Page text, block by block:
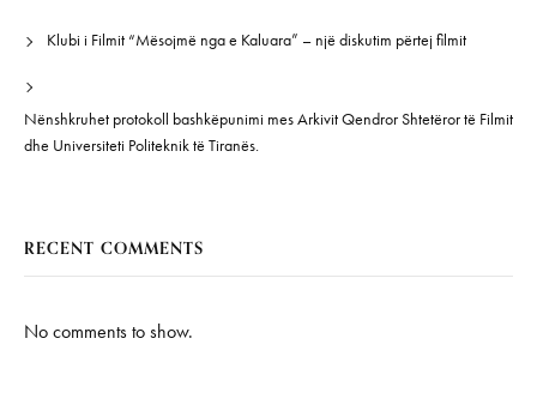
Klubi i Filmit “Mësojmë nga e Kaluara” – një diskutim përtej filmit
Nënshkruhet protokoll bashkëpunimi mes Arkivit Qendror Shtetëror të Filmit
dhe Universiteti Politeknik të Tiranës.
RECENT COMMENTS
No comments to show.